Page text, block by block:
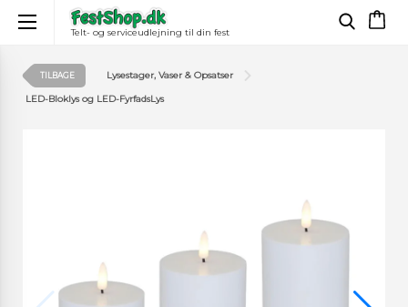
Telt- og serviceudlejning til din fest
TILBAGE
Lysestager, Vaser & Opsatser
LED-Bloklys og LED-FyrfadsLys